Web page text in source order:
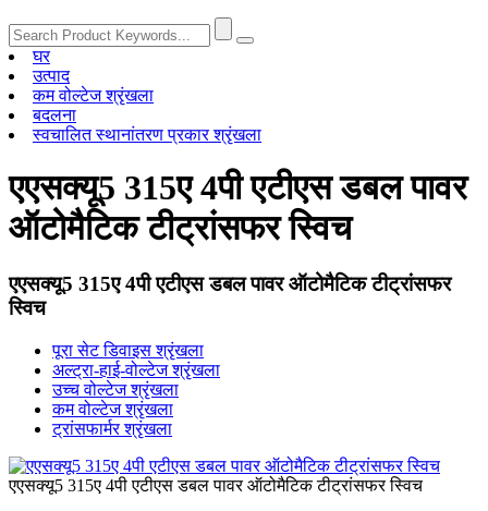
घर
उत्पाद
कम वोल्टेज श्रृंखला
बदलना
स्वचालित स्थानांतरण प्रकार श्रृंखला
एएसक्यू5 315ए 4पी एटीएस डबल पावर
ऑटोमैटिक टीट्रांसफर स्विच
एएसक्यू5 315ए 4पी एटीएस डबल पावर ऑटोमैटिक टीट्रांसफर
स्विच
पूरा सेट डिवाइस श्रृंखला
अल्ट्रा-हाई-वोल्टेज श्रृंखला
उच्च वोल्टेज श्रृंखला
कम वोल्टेज श्रृंखला
ट्रांसफार्मर श्रृंखला
एएसक्यू5 315ए 4पी एटीएस डबल पावर ऑटोमैटिक टीट्रांसफर स्विच